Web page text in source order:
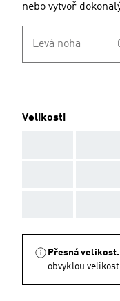
nebo vytvoř
Levá noha
Velikosti
Přesná velikost.
obvyklou